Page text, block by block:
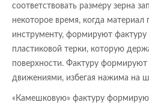
соответствовать размеру зерна
некоторое время, когда материал
инструменту, формируют
пластиковой терки, которую
поверхности. Фактуру
движениями, избегая нажима на
«Камешковую» фактуру